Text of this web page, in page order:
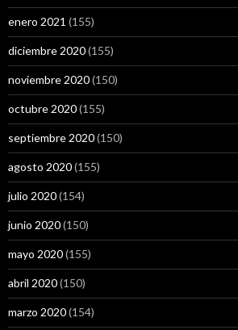
enero 2021 (155)
diciembre 2020(155)
noviembre 2020(150)
octubre 2020(155)
septiembre 2020(150)
agosto 2020(155)
julio 2020(154)
junio 2020(150)
mayo 2020(155)
abril 2020(150)
marzo 2020(154)